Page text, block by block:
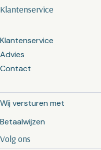
Klantenservice
Klantenservice
Advies
Contact
Wij versturen met
Betaalwijzen
Volg ons